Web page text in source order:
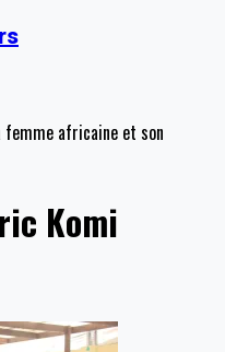
africaine et son
Komi